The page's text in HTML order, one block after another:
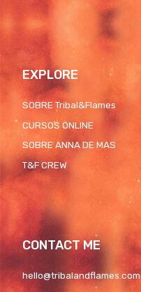
EXPLORE
SOBRE Tribal&Flames
CURSOS ONLINE
SOBRE ANNA DE MAS
T&F CREW
CONTACT ME
hello@tribalandflames.com